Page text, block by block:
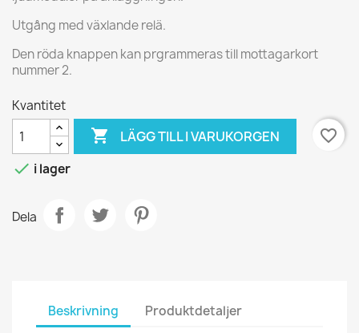
Utgång med växlande relä.
Den röda knappen kan prgrammeras till mottagarkort
nummer 2.
Kvantitet
 LÄGG TILL I VARUKORGEN
favorite_border
 i lager
Dela
Beskrivning Produktdetaljer